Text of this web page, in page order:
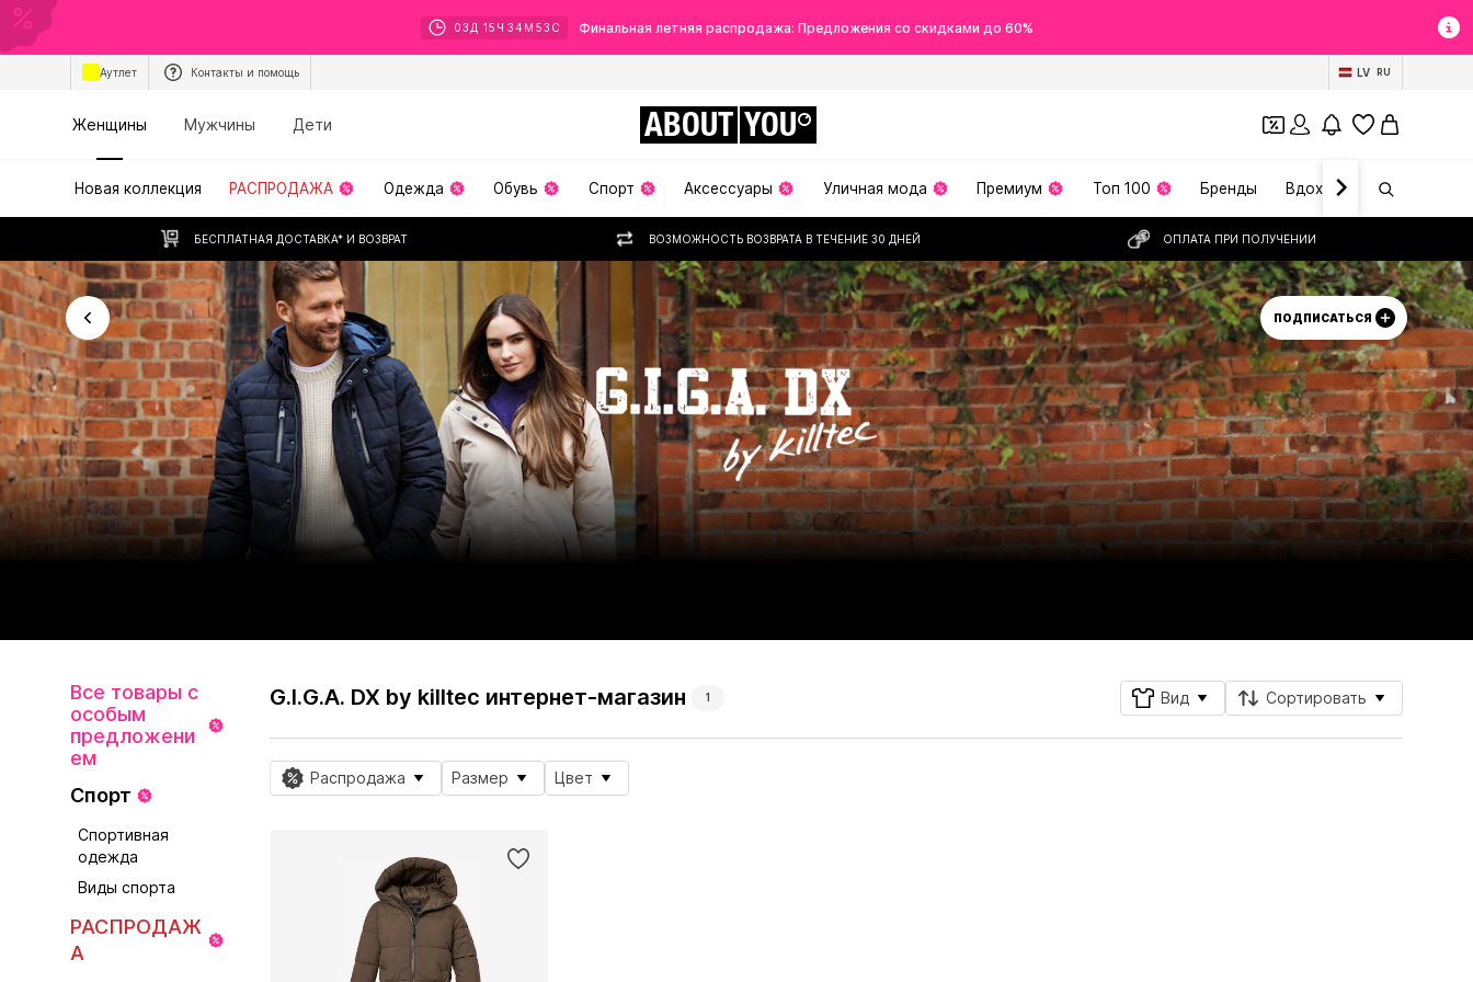
03 Д 15 Ч 34 М 52 С Финальная летняя распродажа: Предложения со скидками до 60%
Аутлет Контакты и помощь LV RU
Женщины Мужчины Дети ABOUT YOU
Новая коллекция РАСПРОДАЖА Одежда Обувь Спорт Аксессуары Уличная мода Премиум Топ 100 Бренды Вдохновение
БЕСПЛАТНАЯ ДОСТАВКА* И ВОЗВРАТ ВОЗМОЖНОСТЬ ВОЗВРАТА В ТЕЧЕНИЕ 30 ДНЕЙ ОПЛАТА ПРИ ПОЛУЧЕНИИ
ПОДПИСАТЬСЯ
Все товары с
особым
предложени
ем
Спорт
Спортивная
одежда
Виды спорта
РАСПРОДАЖ
А
G.I.G.A. DX by killtec интернет-магазин 1 Вид Сортировать
Распродажа Размер Цвет